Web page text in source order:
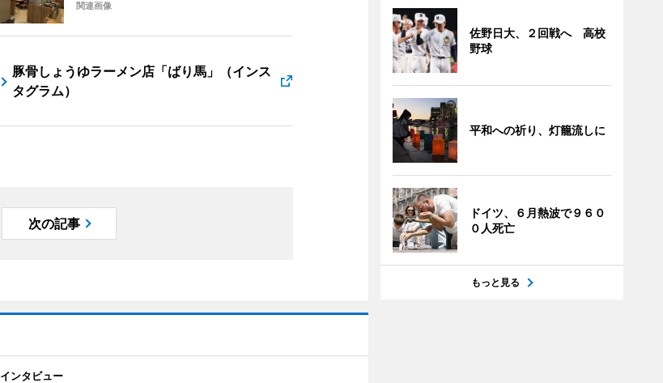
関連画像
豚骨しょうゆラーメン店「ばり馬」（インス
タグラム）
次の記事
インタビュー
佐野日大、２回戦へ 高校
野球
平和への祈り、灯籠流しに
ドイツ、６月熱波で９６０
０人死亡
もっと見る